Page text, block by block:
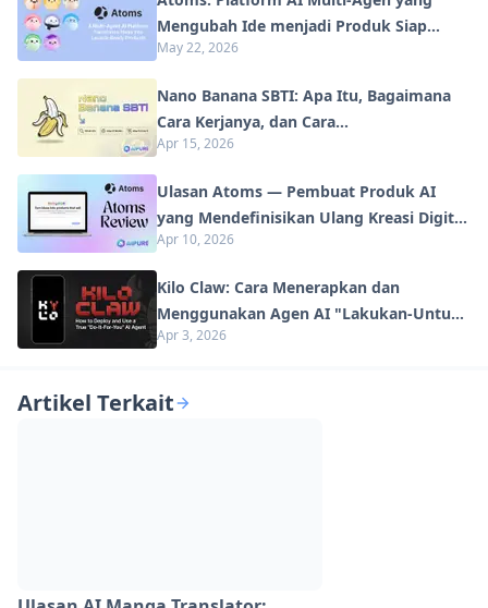
Mengubah Ide menjadi Produk Siap
Diluncurkan
May 22, 2026
Nano Banana SBTI: Apa Itu, Bagaimana
Cara Kerjanya, dan Cara
Menggunakannya di Tahun 2026
Apr 15, 2026
Ulasan Atoms — Pembuat Produk AI
yang Mendefinisikan Ulang Kreasi Digital
di Tahun 2026
Apr 10, 2026
Kilo Claw: Cara Menerapkan dan
Menggunakan Agen AI "Lakukan-Untuk-
Anda" Sejati (Pembaruan 2026)
Apr 3, 2026
Artikel Terkait